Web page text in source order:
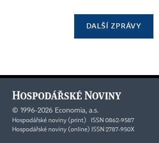
DALŠÍ ZPRÁVY
© 1996-2026 Economia, a.s.
Hospodářské noviny (print) ISSN 0862-9587
Hospodářské noviny (online) ISSN 2787-950X